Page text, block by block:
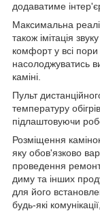
додаватиме
Максимальна
також імітація
комфорт у всі
насолоджуватись
каміні.
Пульт
температуру
підлаштовуючи
Розміщення
яку обов'язково
проведення
диму та інших
для його
будь-які